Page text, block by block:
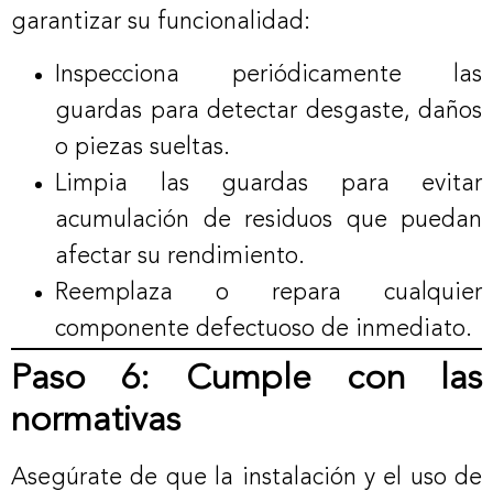
garantizar su funcionalidad:
Inspecciona periódicamente las
guardas para detectar desgaste, daños
o piezas sueltas.
Limpia las guardas para evitar
acumulación de residuos que puedan
afectar su rendimiento.
Reemplaza o repara cualquier
componente defectuoso de inmediato.
Paso 6: Cumple con las
normativas
Asegúrate de que la instalación y el uso de